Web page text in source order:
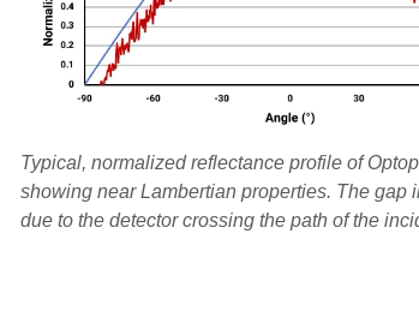
Typical, normalized reflectance profile of
showing near Lambertian properties. The gap
due to the detector crossing the path of the